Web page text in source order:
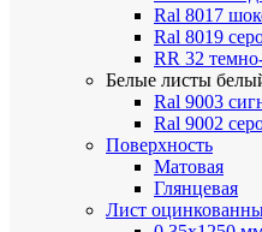
Ral 8017
Ral 8019
RR 32
Белые листы
Ral 9003
Ral 9002
Поверхность
Матовая
Глянцевая
Лист